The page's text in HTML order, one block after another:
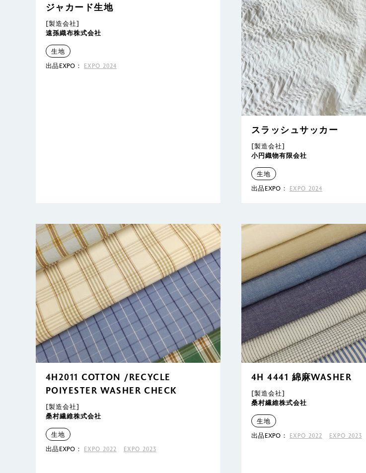
ジャカード生地
[製造会社]
遠孫織布株式会社
生地
出品EXPO：
EXPO 2024
スラッシュサッカー
[製造会社]
小円織物有限会社
生地
出品EXPO：
EXPO 2024
4H2011 COTTON /RECYCLE
POIYESTER WASHER CHECK
[製造会社]
桑村繊維株式会社
生地
出品EXPO：
EXPO 2022 EXPO 2023
4H 4441 綿麻WASHER
[製造会社]
桑村繊維株式会社
生地
出品EXPO：
EXPO 2022 EXPO 2023